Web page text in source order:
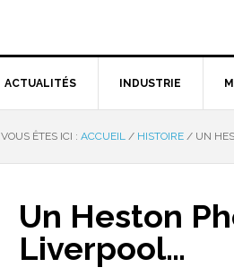
ACTUALITÉS INDUSTRIE
VOUS ÊTES ICI : ACCUEIL / HISTOIRE / UN
Un Heston
Liverpool…